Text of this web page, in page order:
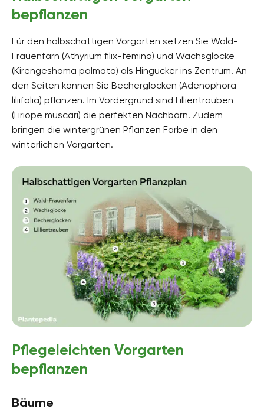
bepflanzen
Für den halbschattigen Vorgarten setzen Sie Wald-
Frauenfarn (Athyrium filix-femina) und Wachsglocke
(Kirengeshoma palmata) als Hingucker ins Zentrum. An
den Seiten können Sie Becherglocken (Adenophora
liliifolia) pflanzen. Im Vordergrund sind Lillientrauben
(Liriope muscari) die perfekten Nachbarn. Zudem
bringen die wintergrünen Pflanzen Farbe in den
winterlichen Vorgarten.
Pflegeleichten Vorgarten
bepflanzen
Bäume